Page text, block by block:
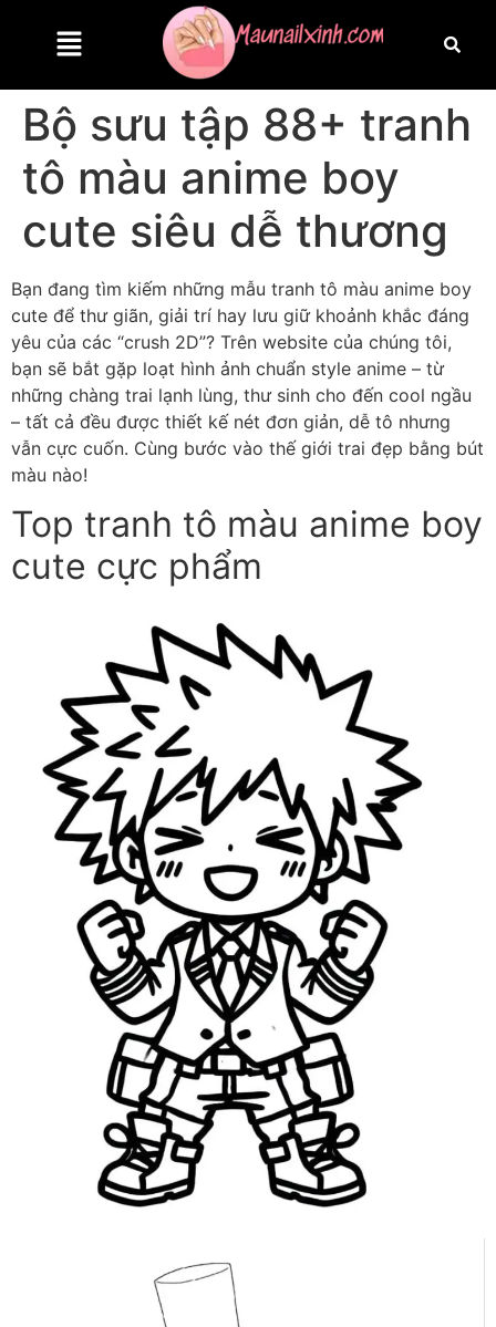
Bộ sưu tập 88+ tranh
tô màu anime boy
cute siêu dễ thương
Bạn đang tìm kiếm những mẫu tranh tô màu anime boy
cute để thư giãn, giải trí hay lưu giữ khoảnh khắc đáng
yêu của các “crush 2D”? Trên website của chúng tôi,
bạn sẽ bắt gặp loạt hình ảnh chuẩn style anime – từ
những chàng trai lạnh lùng, thư sinh cho đến cool ngầu
– tất cả đều được thiết kế nét đơn giản, dễ tô nhưng
vẫn cực cuốn. Cùng bước vào thế giới trai đẹp bằng bút
màu nào!
Top tranh tô màu anime boy
cute cực phẩm